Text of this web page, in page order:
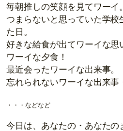
毎朝推しの笑顔を見てワーイ。
つまらないと思っていた学校
た日。
好きな給食が出てワーイな思
ワーイな夕食！
最近会ったワーイな出来事。
忘れられないワーイな出来事
・・・などなど
今日は、あなたの・あなた